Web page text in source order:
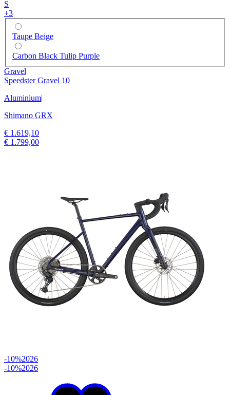
S
+3
Taupe Beige
Carbon Black Tulip Purple
Gravel
Speedster Gravel 10
Aluminium
Shimano GRX
€ 1.619,10
€ 1.799,00
-10%2026
-10%2026